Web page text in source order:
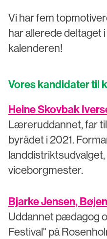
Vi har fem
har allerede deltaget
kalenderen!
Vores kandidater til
Heine Skovbak
Læreruddannet, far
byrådet i 2021.
viceborgmester.
Bjarke Jensen,
Uddannet pædagog
Festival" på